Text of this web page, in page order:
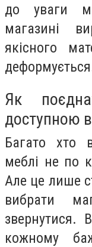
до уваги
магазині
якісного
Як
доступною
Багато хто
меблі не по
Але це лише
вибрати
звернутися.
кожному